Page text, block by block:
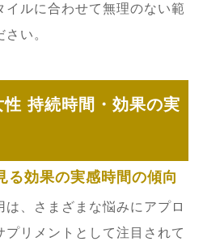
イルに合わせて無理のない範
い。
持続時間・効果の実
る効果の実感時間の傾向
は、さまざまな悩みにアプロ
プリメントとして注目されて